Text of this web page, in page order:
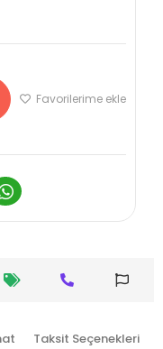
Favorilerime ekle
Taksit Seçenekleri